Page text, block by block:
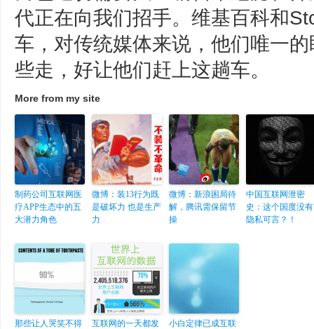
代正在向我们招手。维基百科和
车，对传统媒体来说，他们唯一
些走，好让他们赶上这趟车。
More from my site
制药公司互联网医
疗APP生态中的五
大潜力角色
微博：装13行为既
是破坏力 也是生产
力
微博：新浪困局待
解，腾讯需保留节
操
中国互联网泄密
史：这个国度没有
隐私可言？！
那些让人哭笑不得
互联网的一天都发
小白定律已成互联